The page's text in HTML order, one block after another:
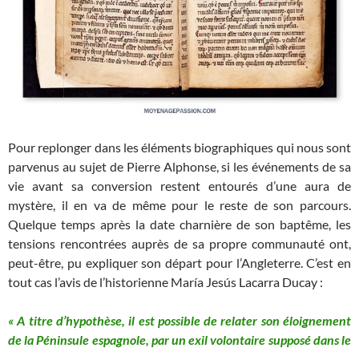
Pour replonger dans les éléments biographiques qui nous sont
parvenus au sujet de Pierre Alphonse, si les événements de sa
vie avant sa conversion restent entourés d’une aura de
mystère, il en va de même pour le reste de son parcours.
Quelque temps après la date charnière de son baptême, les
tensions rencontrées auprès de sa propre communauté ont,
peut-être, pu expliquer son départ pour l’Angleterre. C’est en
tout cas l’avis de l’historienne María Jesús Lacarra Ducay :
« A titre d’hypothèse, il est possible de relater son éloignement
de la Péninsule espagnole, par un exil volontaire supposé dans le